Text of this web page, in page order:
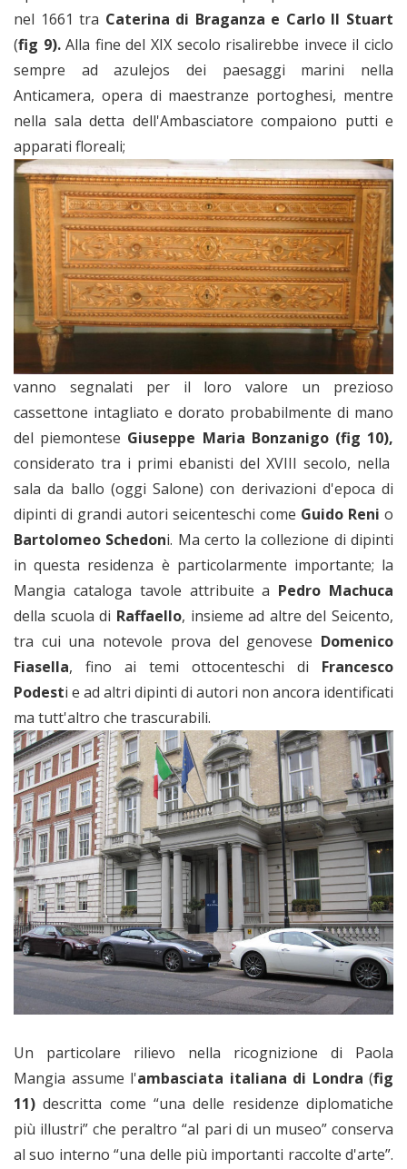
nel 1661 tra Caterina di Braganza e Carlo II Stuart
(fig 9).Alla fine del XIX secolo risalirebbe invece il ciclo
sempre ad azulejos dei paesaggi marini nella
Anticamera, opera di maestranze portoghesi, mentre
nella sala detta dell'Ambasciatore compaiono putti e
apparati floreali;
vanno segnalati per il loro valore un prezioso
cassettone intagliato e dorato probabilmente di mano
del piemontese Giuseppe Maria Bonzanigo (fig 10),
considerato tra i primi ebanisti del XVIII secolo, nella
sala da ballo (oggi Salone) con derivazioni d'epoca di
dipinti di grandi autori seicenteschi come Guido Reni o
Bartolomeo Schedoni. Ma certo la collezione di dipinti
in questa residenza è particolarmente importante; la
Mangia cataloga tavole attribuite a Pedro Machuca
della scuola di Raffaello, insieme ad altre del Seicento,
tra cui una notevole prova del genovese Domenico
Fiasella, fino ai temi ottocenteschi di Francesco
Podesti e ad altri dipinti di autori non ancora identificati
ma tutt'altro che trascurabili.
Un particolare rilievo nella ricognizione di Paola
Mangia assume l'ambasciata italiana di Londra (fig
11) descritta come “una delle residenze diplomatiche
più illustri” che peraltro “al pari di un museo” conserva
al suo interno “una delle più importanti raccolte d'arte”.